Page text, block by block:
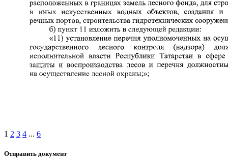
1 2 3 4 ... 6
Отправить документ